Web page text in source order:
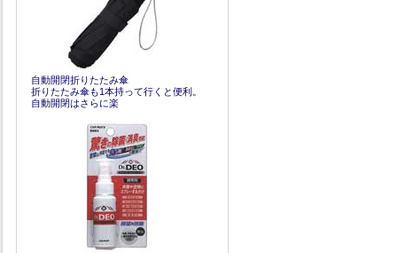
自動開閉折りたたみ傘
折りたたみ傘も1本持って行くと便利。
自動開閉はさらに楽